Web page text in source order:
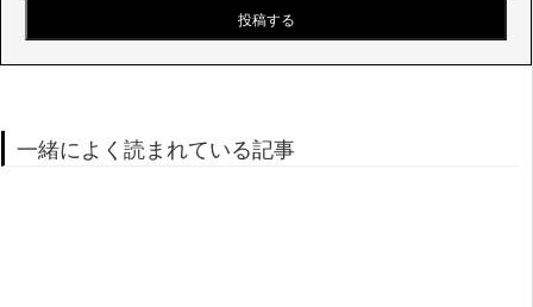
一緒によく読まれている記事